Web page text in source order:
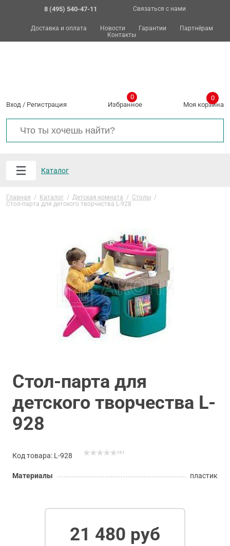
8 (495) 540-47-11 Связаться с нами
Доставка и оплата Новости Гарантии
Партнёрам
Контакты
Вход / Регистрация Избранное
0
Моя корзина
0
Каталог
Главная / Каталог / Детская комната / Столы /
Стол-парта для детского творчества L-928
Стол-парта для
детского творчества L-
928
Код товара: L-928 ( 0 )
Материалы пластик
21 480 руб